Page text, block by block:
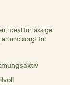
ideal für lässige
und sorgt für